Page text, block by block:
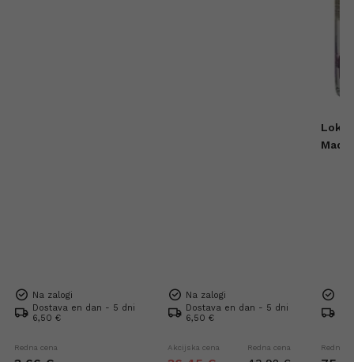
Na zalogi
Dostava en dan - 5 dni
6,50 €
Redna cena
Na zalogi
Dostava en dan - 5 dni
6,50 €
Akcijska cena Redna cena Redna